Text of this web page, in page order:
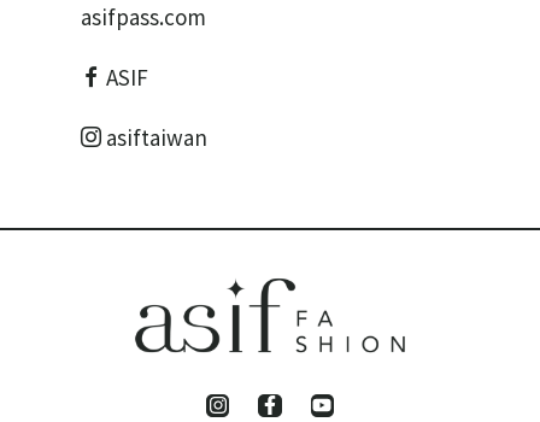
asifpass.com
ASIF
asiftaiwan